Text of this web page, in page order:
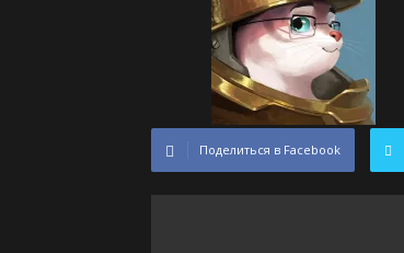
Поделиться в Facebook